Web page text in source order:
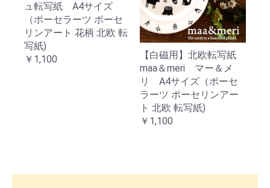
ュ転写紙 A4サイズ
（ポーセラーツ ポーセ
リンアート 花柄 北欧 転
写紙)
￥1,100
【白磁用】北欧転写紙
maa＆meri マー＆メ
リ A4サイズ（ポーセ
ラーツ ポーセリンアー
ト 北欧 転写紙)
￥1,100